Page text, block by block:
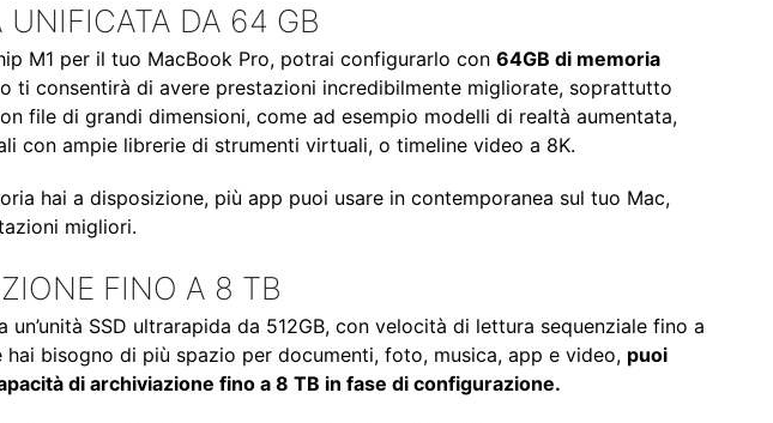
UNIFICATA DA 64 GB
M1 per il tuo MacBook Pro, potrai configurarlo con 64GB di memoria
ti consentirà di avere prestazioni incredibilmente migliorate, soprattutto
file di grandi dimensioni, come ad esempio modelli di realtà aumentata,
con ampie librerie di strumenti virtuali, o timeline video a 8K.
hai a disposizione, più app puoi usare in contemporanea sul tuo Mac,
migliori.
FINO A 8 TB
un’unità SSD ultrarapida da 512GB, con velocità di lettura sequenziale fino a
hai bisogno di più spazio per documenti, foto, musica, app e video, puoi
di archiviazione fino a 8 TB in fase di configurazione.